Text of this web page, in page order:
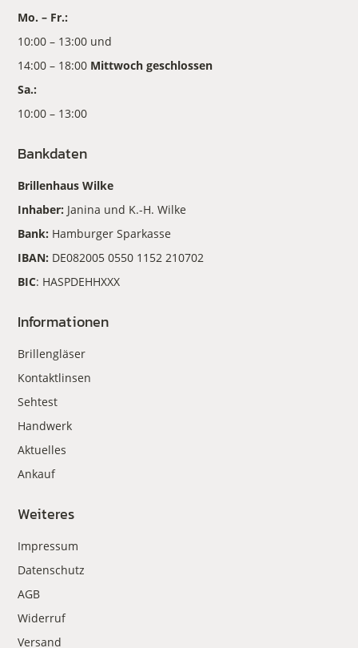
Mo. – Fr.:
10:00 – 13:00 und
14:00 – 18:00 Mittwoch geschlossen
Sa.:
10:00 – 13:00
Bankdaten
Brillenhaus Wilke
Inhaber: Janina und K.-H. Wilke
Bank: Hamburger Sparkasse
IBAN: DE082005 0550 1152 210702
BIC: HASPDEHHXXX
Informationen
Brillengläser
Kontaktlinsen
Sehtest
Handwerk
Aktuelles
Ankauf
Weiteres
Impressum
Datenschutz
AGB
Widerruf
Versand